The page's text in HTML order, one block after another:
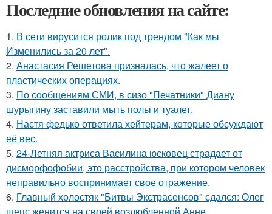
Последние обновления на сайте:
1. В сети вирусится ролик под трендом "Как мы
Изменились за 20 лет".
2. Анастасия Решетова призналась, что жалеет о
пластических операциях.
3. По сообщениям СМИ, в сизо "Печатники" Диану
шурыгину заставили мыть полы и туалет.
4. Настя федько ответила хейтерам, которые обсуждают
её вес.
5. 24-Летняя актриса Василина юсковец страдает от
дисморфофобии, это расстройства, при котором человек
неправильно воспринимает свое отражение.
6. Главный холостяк "Битвы Экстрасенсов" сдался: Олег
шепс женится на своей возлюбленной Анне.